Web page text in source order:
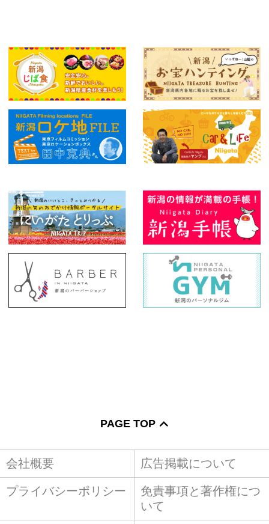
PAGE TOP
会社概要 広告掲載について
プライバシーポリシー
免責事項と著作権につ
いて